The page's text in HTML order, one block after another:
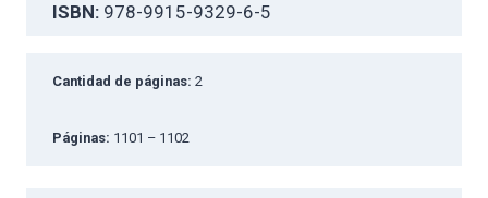
ISBN: 978-9915-9329-6-5
Cantidad de páginas: 2
Páginas: 1101 – 1102